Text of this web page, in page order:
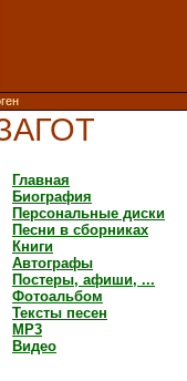
Главная
Биография
Персональные диски
Песни в сборниках
Книги
Автографы
Постеры, афиши, ...
Фотоальбом
Тексты песен
MP3
Видео